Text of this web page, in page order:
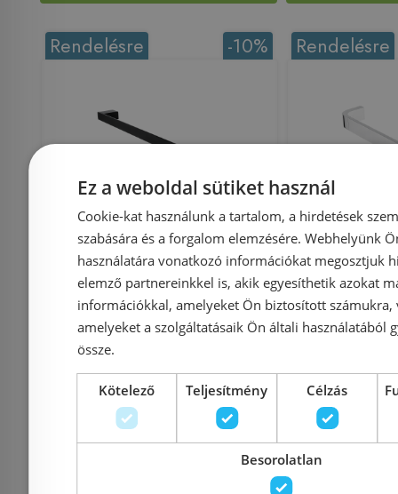
Újdonság
-10%
Rendelésre
Roltechnik NIMCO Kibo
Black 50 cm
törölközőtartó, matt
fekete KI 14046-90
Azonosító: 223920
Cikkszám: KI 14046-90
25 830 Ft
Újdonság
Rendelésre
Nikau
Ez a weboldal sütiket használ
Cookie-kat használunk a tartalom, a hirdetések
szabására és a forgalom elemzésére. Webhelyünk
használatára vonatkozó információkat megosztjuk
elemző partnereinkkel is, akik egyesíthetik azokat
információkkal, amelyeket Ön biztosított számukra,
amelyeket a szolgáltatásaik Ön általi használatából
össze.
Kötelező Teljesítmény Célzás
Besorolatlan